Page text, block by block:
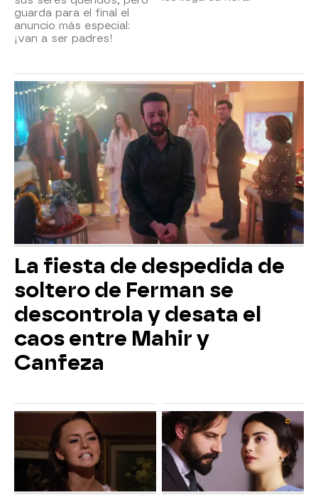
guarda para el final el
anuncio más especial:
¡van a ser padres!
La fiesta de despedida de
soltero de Ferman se
descontrola y desata el
caos entre Mahir y
Canfeza